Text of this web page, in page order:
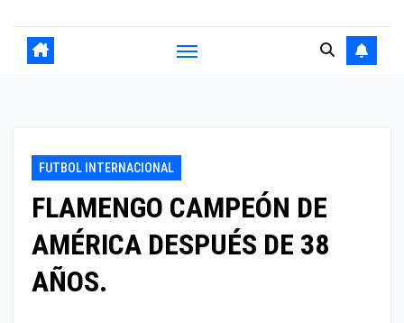
FUTBOL INTERNACIONAL
FLAMENGO CAMPEÓN DE
AMÉRICA DESPUÉS DE 38
AÑOS.